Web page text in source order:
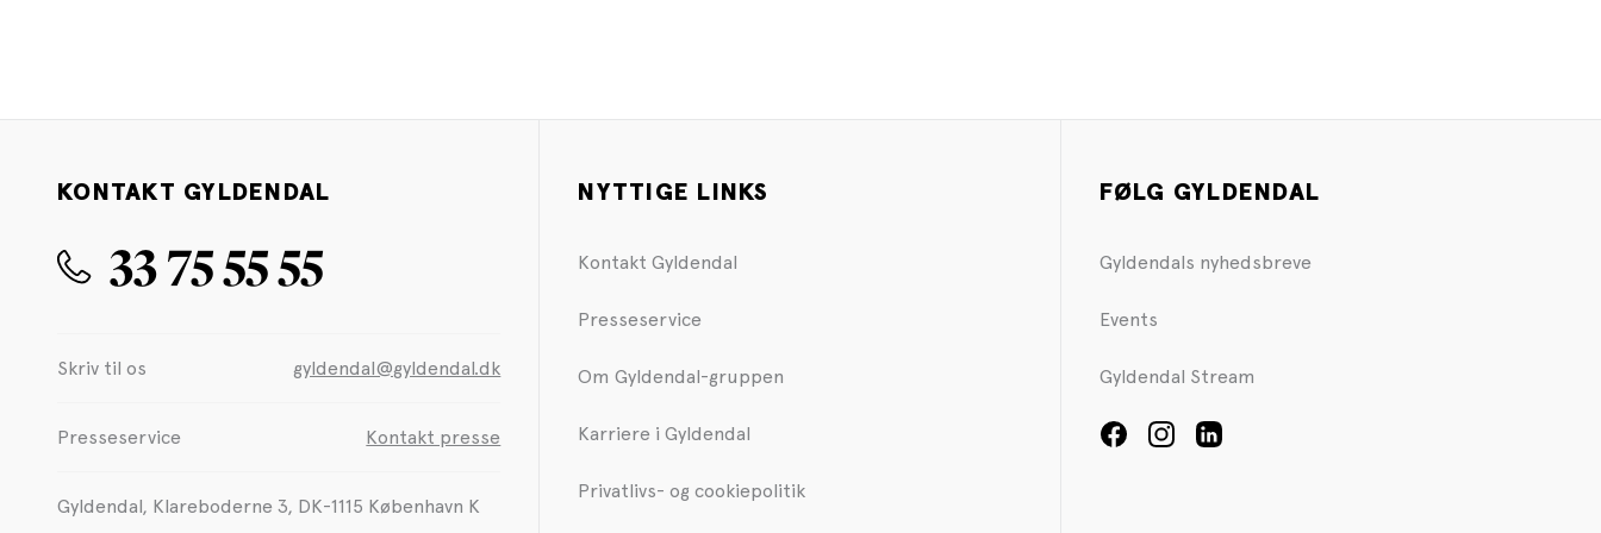
KONTAKT GYLDENDAL
33 75 55 55
Skriv til os gyldendal@gyldendal.dk
Presseservice Kontakt presse
Gyldendal, Klareboderne 3, DK-1115 København K
NYTTIGE LINKS
Kontakt Gyldendal
Presseservice
Om Gyldendal-gruppen
Karriere i Gyldendal
Privatlivs- og cookiepolitik
FØLG GYLDENDAL
Gyldendals nyhedsbreve
Events
Gyldendal Stream